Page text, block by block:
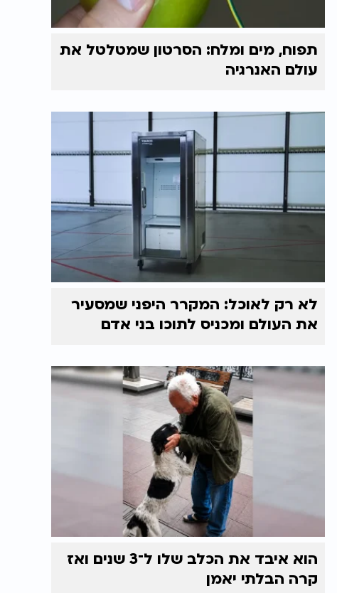
תפוח, מים ומלח: הסרטון שמטלטל את
עולם האנרגיה
לא רק לאוכל: המקרר היפני שמסעיר
את העולם ומכניס לתוכו בני אדם
הוא איבד את הכלב שלו ל־3 שנים ואז
קרה הבלתי יאמן